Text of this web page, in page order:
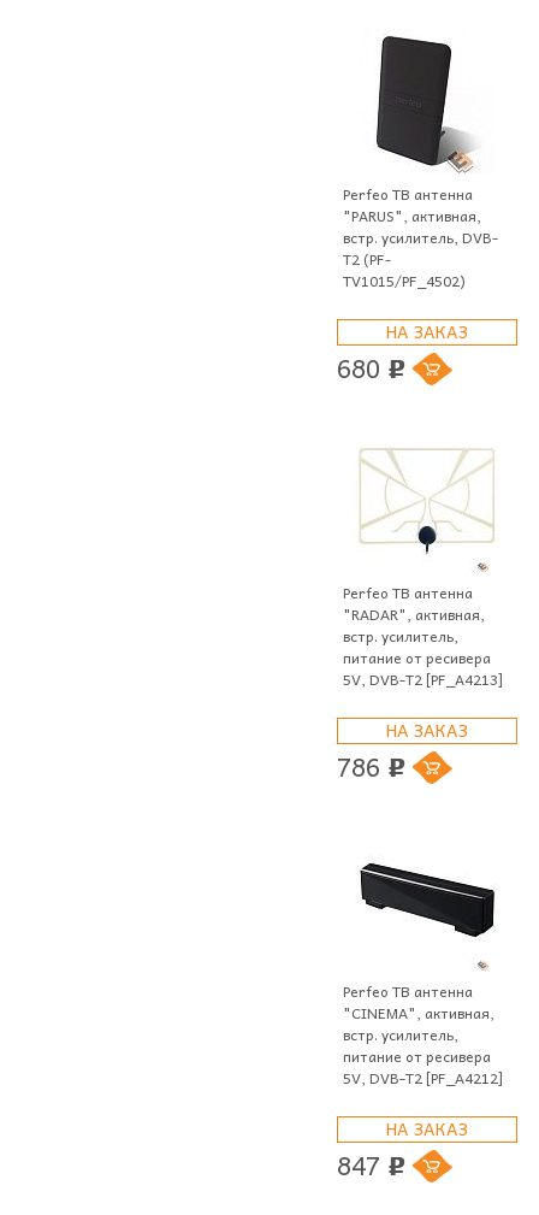
Perfeo ТВ антенна
"PARUS", активная,
встр. усилитель, DVB-
T2 (PF-
TV1015/PF_4502)
НА ЗАКАЗ
680 p
Perfeo ТВ антенна
"RADAR", активная,
встр. усилитель,
питание от ресивера
5V, DVB-T2 [PF_A4213]
НА ЗАКАЗ
786 p
Perfeo ТВ антенна
"CINEMA", активная,
встр. усилитель,
питание от ресивера
5V, DVB-T2 [PF_A4212]
НА ЗАКАЗ
847 p